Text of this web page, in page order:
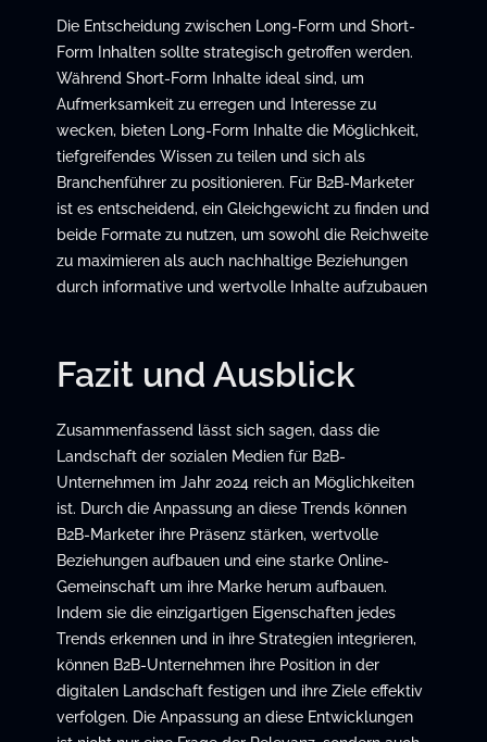
Die Entscheidung zwischen Long-Form und Short-
Form Inhalten sollte strategisch getroffen werden.
Während Short-Form Inhalte ideal sind, um
Aufmerksamkeit zu erregen und Interesse zu
wecken, bieten Long-Form Inhalte die Möglichkeit,
tiefgreifendes Wissen zu teilen und sich als
Branchenführer zu positionieren. Für B2B-Marketer
ist es entscheidend, ein Gleichgewicht zu finden und
beide Formate zu nutzen, um sowohl die Reichweite
zu maximieren als auch nachhaltige Beziehungen
durch informative und wertvolle Inhalte aufzubauen
Fazit und Ausblick
Zusammenfassend lässt sich sagen, dass die
Landschaft der sozialen Medien für B2B-
Unternehmen im Jahr 2024 reich an Möglichkeiten
ist. Durch die Anpassung an diese Trends können
B2B-Marketer ihre Präsenz stärken, wertvolle
Beziehungen aufbauen und eine starke Online-
Gemeinschaft um ihre Marke herum aufbauen.
Indem sie die einzigartigen Eigenschaften jedes
Trends erkennen und in ihre Strategien integrieren,
können B2B-Unternehmen ihre Position in der
digitalen Landschaft festigen und ihre Ziele effektiv
verfolgen. Die Anpassung an diese Entwicklungen